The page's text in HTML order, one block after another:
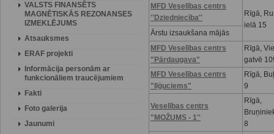
VALSTS FINANSĒTS
MAGNĒTISKĀS REZONANSES
IZMEKLĒJUMS
Atsauksmes
ERAF projekti
Informācija personām ar
funkcionāliem traucējumiem
Fakti
Foto galerija
Jaunumi
MFD Veselības centrs
''Dziedniecība''
Rīgā,
ielā 15
Ārstu izsaukšana mājās
MFD Veselības centrs
"Pārdaugava"
Rīgā,
gatvē
MFD Veselības centrs
"Iļģuciems"
Rīgā,
9
Veselības centrs
"MOŽUMS - 1''
Rīgā,
8